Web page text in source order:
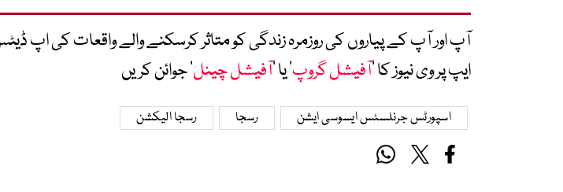
آپ اور آپ کے پیاروں کی روزمرہ زندگی کو متاثر کرسکنے والے واقعات کی اپ
ایپ پر وی نیوز کا ’آفیشل گروپ‘ یا ’آفیشل چینل‘ جوائن کریں
اسپورٹس جرنلسٹس ایسوسی ایشن رسجا رسجا الیکشن